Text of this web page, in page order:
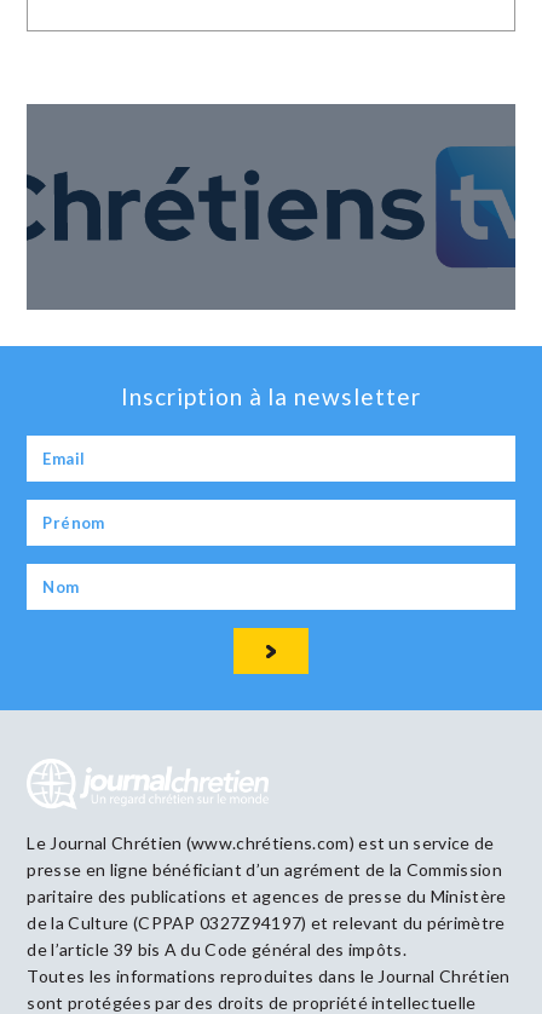
Inscription à la newsletter
Le Journal Chrétien (www.chrétiens.com) est un service de
presse en ligne bénéficiant d’un agrément de la Commission
paritaire des publications et agences de presse du Ministère
de la Culture (CPPAP 0327Z94197) et relevant du périmètre
de l’article 39 bis A du Code général des impôts.
Toutes les informations reproduites dans le Journal Chrétien
sont protégées par des droits de propriété intellectuelle